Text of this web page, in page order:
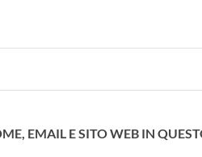
EMAIL E SITO WEB IN